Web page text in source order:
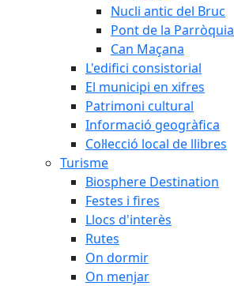
Nucli antic del Bruc
Pont de la Parròquia
Can Maçana
L'edifici consistorial
El municipi en xifres
Patrimoni cultural
Informació geogràfica
Col·lecció local de llibres
Turisme
Biosphere Destination
Festes i fires
Llocs d'interès
Rutes
On dormir
On menjar